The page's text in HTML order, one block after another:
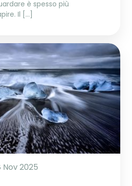
è spesso più
Il […]
Nov 2025